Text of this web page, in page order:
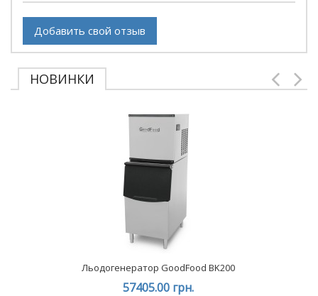
Добавить свой отзыв
НОВИНКИ
Льодогенератор GoodFood BK200
57405.00 грн.